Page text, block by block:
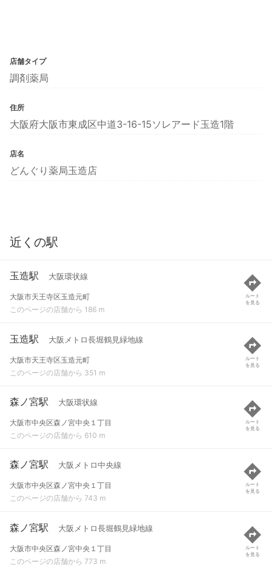
店舗タイプ
調剤薬局
住所
大阪府大阪市東成区中道3-16-15ソレアード玉造1階
店名
どんぐり薬局玉造店
近くの駅
玉造駅 大阪環状線
大阪市天王寺区玉造元町
このページの店舗から 186 m
ルート
を見る
玉造駅 大阪メトロ長堀鶴見緑地線
大阪市天王寺区玉造元町
このページの店舗から 351 m
ルート
を見る
森ノ宮駅 大阪環状線
大阪市中央区森ノ宮中央１丁目
このページの店舗から 610 m
ルート
を見る
森ノ宮駅 大阪メトロ中央線
大阪市中央区森ノ宮中央１丁目
このページの店舗から 743 m
ルート
を見る
森ノ宮駅 大阪メトロ長堀鶴見緑地線
大阪市中央区森ノ宮中央１丁目
このページの店舗から 773 m
ルート
を見る